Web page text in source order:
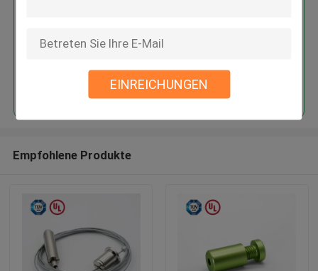
EINREICHUNGEN
Fortsetzen
Empfohlene Produkte